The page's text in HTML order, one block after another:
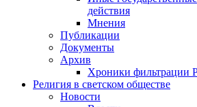
действия
Мнения
Публикации
Документы
Архив
Хроники фильтрации
Религия в светском обществе
Новости